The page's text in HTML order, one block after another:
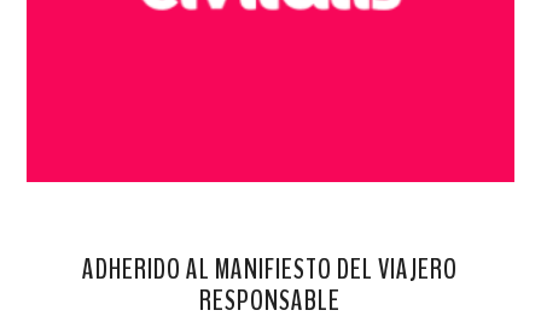
ADHERIDO AL MANIFIESTO DEL VIAJERO
RESPONSABLE